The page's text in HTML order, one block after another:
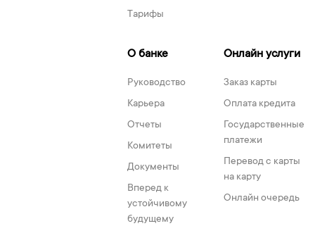
Тарифы
О банке
Руководство
Карьера
Отчеты
Комитеты
Документы
Вперед к
устойчивому
будущему
Онлайн услуги
Заказ карты
Оплата кредита
Государственные
платежи
Перевод с карты
на карту
Онлайн очередь